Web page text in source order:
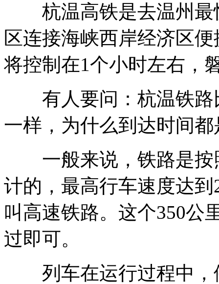
杭温高铁是去温州最
区连接海峡西岸经济区
将控制在1个小时左右，
有人要问：杭温铁路
一样，为什么到达时间都
一般来说，铁路是按
计的，最高行车速度达
叫高速铁路。这个350公
过即可。
列车在运行过程中，